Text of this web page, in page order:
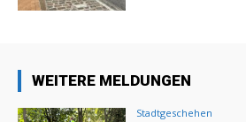
WEITERE MELDUNGEN
Stadtgeschehen